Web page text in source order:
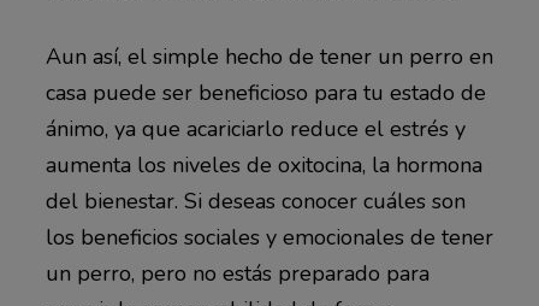
Aun así, el simple hecho de tener un perro en
casa puede ser beneficioso para tu estado de
ánimo, ya que acariciarlo reduce el estrés y
aumenta los niveles de oxitocina, la hormona
del bienestar. Si deseas conocer cuáles son
los beneficios sociales y emocionales de tener
un perro, pero no estás preparado para